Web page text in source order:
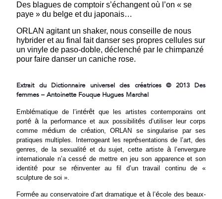
Des blagues de comptoir s’échangent où l’on « se
paye » du belge et du japonais…
ORLAN agitant un shaker, nous conseille de nous
hybrider et au final fait danser ses propres cellules sur
un vinyle de paso-doble, déclenché par le chimpanzé
pour faire danser un caniche rose.
Extrait du Dictionnaire universel des créatrices © 2013 Des
femmes – Antoinette Fouque Hugues Marchal
Embl ématique de l’intérêt que les artistes contemporains ont
porté àla performance et aux possibilités d’utiliser leur corps
comme médium de création, ORLAN se singularise par ses
pratiques multiples. Interrogeant les représentations de l’art, des
genres, de la sexualitéet du sujet, cette artisteàl’envergure
internationale n’a cessé de mettre en jeu son apparence et son
identité pour se réinventer au fil d’un travail continu de «
sculpture de soi ».
Formée au conservatoire d’art dramatique et àl’école des beaux-